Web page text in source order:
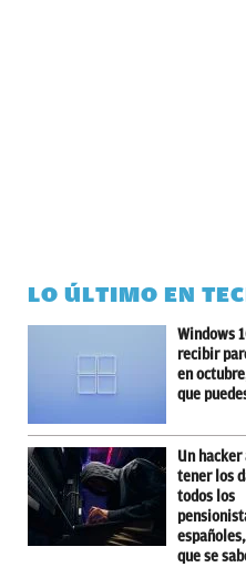
LO ÚLTIMO EN
Windows
recibir
en
que
Un hacker
tener los
todos los
que se